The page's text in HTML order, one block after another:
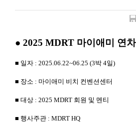
● 2025 MDRT 마이애미 연
■ 일자 : 2025.06.22~06.25 (3박 4일)
■ 장소 : 마이애미 비치 컨벤션센터
■ 대상 : 2025 MDRT 회원 및 멘티
■ 행사주관 : MDRT HQ